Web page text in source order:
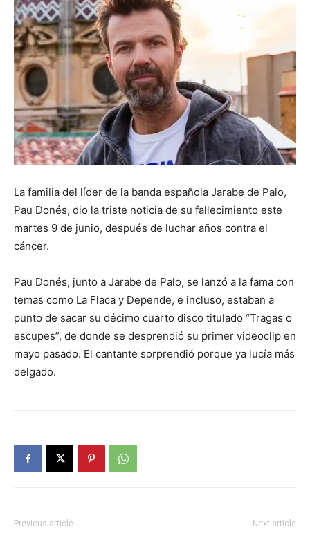
La familia del líder de la banda española Jarabe de Palo,
Pau Donés, dio la triste noticia de su fallecimiento este
martes 9 de junio, después de luchar años contra el
cáncer.
Pau Donés, junto a Jarabe de Palo, se lanzó a la fama con
temas como La Flaca y Depende, e incluso, estaban a
punto de sacar su décimo cuarto disco titulado “Tragas o
escupes”, de donde se desprendió su primer videoclip en
mayo pasado. El cantante sorprendió porque ya lucía más
delgado.
Previous article Next article